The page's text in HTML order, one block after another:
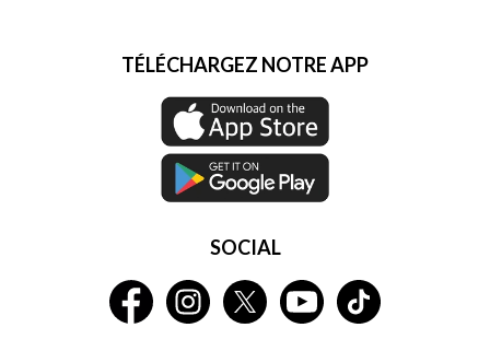
TÉLÉCHARGEZ NOTRE APP
SOCIAL